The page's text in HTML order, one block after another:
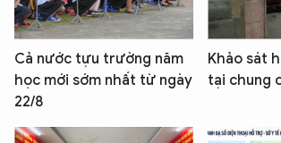
Cả nước tựu trường năm
học mới sớm nhất từ ngày
22/8
Khảo sát
tại chung